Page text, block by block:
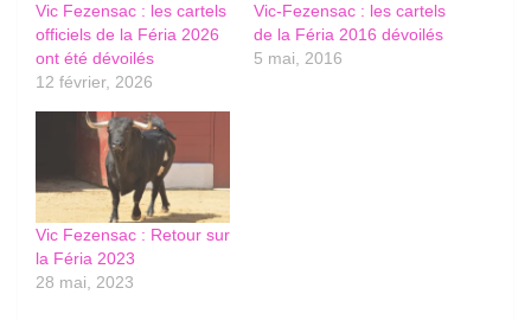
Vic Fezensac : les cartels
officiels de la Féria 2026
ont été dévoilés
12 février, 2026
Vic-Fezensac : les cartels
de la Féria 2016 dévoilés
5 mai, 2016
Vic Fezensac : Retour sur
la Féria 2023
28 mai, 2023